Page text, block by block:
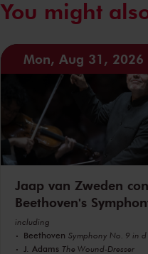
You might
Mon, Aug 31, 2026
Jaap van Zweden
Beethoven's
including
Beethoven Symphony No. 9 in
J. Adams The Wound-Dresser